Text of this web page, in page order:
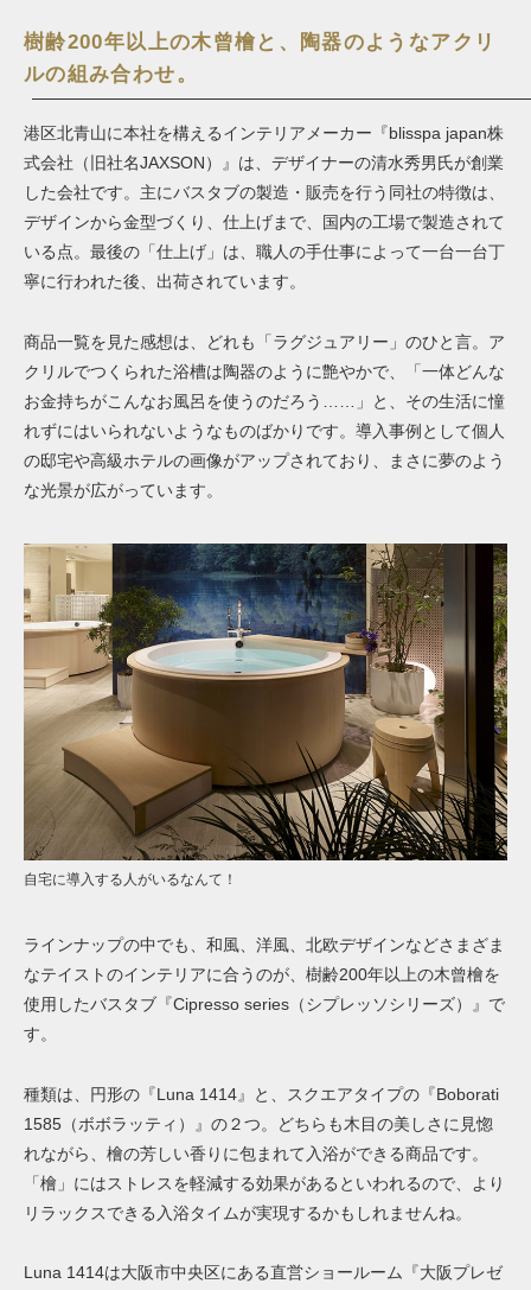
樹齢200年以上の木曾檜と、陶器のようなアクリ
ルの組み合わせ。
港区北青山に本社を構えるインテリアメーカー『blisspa japan株
式会社（旧社名JAXSON）』は、デザイナーの清水秀男氏が創業
した会社です。主にバスタブの製造・販売を行う同社の特徴は、
デザインから金型づくり、仕上げまで、国内の工場で製造されて
いる点。最後の「仕上げ」は、職人の手仕事によって一台一台丁
寧に行われた後、出荷されています。
商品一覧を見た感想は、どれも「ラグジュアリー」のひと言。ア
クリルでつくられた浴槽は陶器のように艶やかで、「一体どんな
お金持ちがこんなお風呂を使うのだろう……」と、その生活に憧
れずにはいられないようなものばかりです。導入事例として個人
の邸宅や高級ホテルの画像がアップされており、まさに夢のよう
な光景が広がっています。
自宅に導入する人がいるなんて！
ラインナップの中でも、和風、洋風、北欧デザインなどさまざま
なテイストのインテリアに合うのが、樹齢200年以上の木曾檜を
使用したバスタブ『Cipresso series（シプレッソシリーズ）』で
す。
種類は、円形の『Luna 1414』と、スクエアタイプの『Boborati
1585（ボボラッティ）』の２つ。どちらも木目の美しさに見惚
れながら、檜の芳しい香りに包まれて入浴ができる商品です。
「檜」にはストレスを軽減する効果があるといわれるので、より
リラックスできる入浴タイムが実現するかもしれませんね。
Luna 1414は大阪市中央区にある直営ショールーム『大阪プレゼ